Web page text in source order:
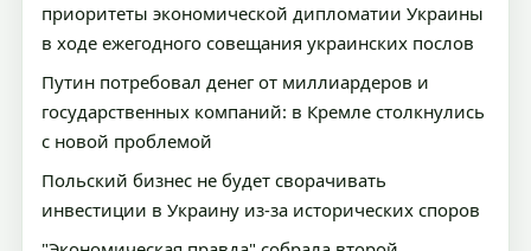
приоритеты экономической дипломатии Украины
в ходе ежегодного совещания украинских послов
Путин потребовал денег от миллиардеров и
государственных компаний: в Кремле столкнулись
с новой проблемой
Польский бизнес не будет сворачивать
инвестиции в Украину из-за исторических споров